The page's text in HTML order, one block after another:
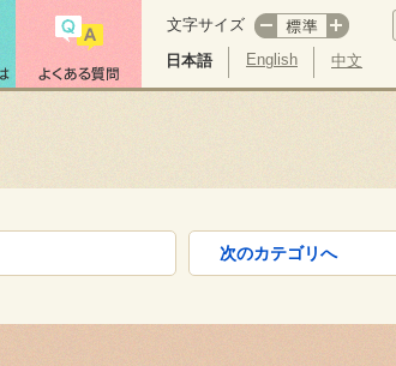
文字サイズ
日本語
English 中文
次のカテゴリへ